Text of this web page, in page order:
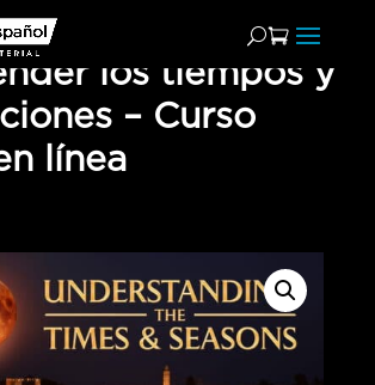
los tiempos y
– Curso
línea